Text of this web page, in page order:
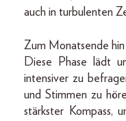
auch in turbulenten
Zum Monatsende
Diese Phase lädt
intensiver zu
und Stimmen zu
stärkster Kompass,